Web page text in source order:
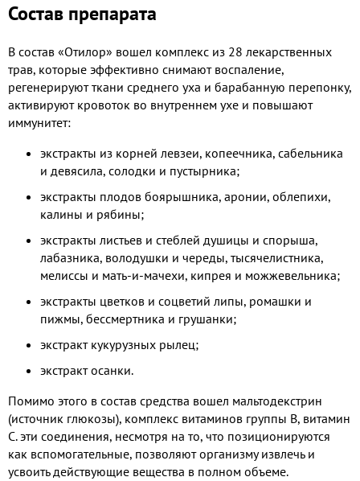
Состав препарата
В состав «Отилор» вошел комплекс из 28 лекарственных
трав, которые эффективно снимают воспаление,
регенерируют ткани среднего уха и барабанную перепонку,
активируют кровоток во внутреннем ухе и повышают
иммунитет:
экстракты из корней левзеи, копеечника, сабельника
и девясила, солодки и пустырника;
экстракты плодов боярышника, аронии, облепихи,
калины и рябины;
экстракты листьев и стеблей душицы и спорыша,
лабазника, володушки и череды, тысячелистника,
мелиссы и мать-и-мачехи, кипрея и можжевельника;
экстракты цветков и соцветий липы, ромашки и
пижмы, бессмертника и грушанки;
экстракт кукурузных рылец;
экстракт осанки.
Помимо этого в состав средства вошел мальтодекстрин
(источник глюкозы), комплекс витаминов группы В, витамин
С. эти соединения, несмотря на то, что позиционируются
как вспомогательные, позволяют организму извлечь и
усвоить действующие вещества в полном объеме.